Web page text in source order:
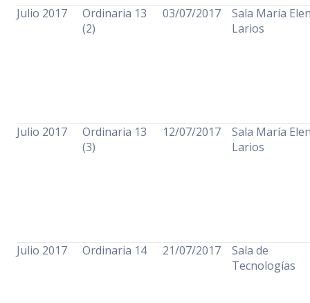
Julio 2017
Ordinaria 13
(2)
03/07/2017
Sala María
Larios
Julio 2017
Ordinaria 13
(3)
12/07/2017
Sala María
Larios
Julio 2017 Ordinaria 14 21/07/2017
Sala de
Tecnologías